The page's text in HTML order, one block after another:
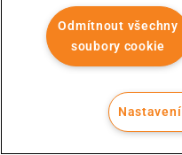
Odmítnout všechny
soubory cookie